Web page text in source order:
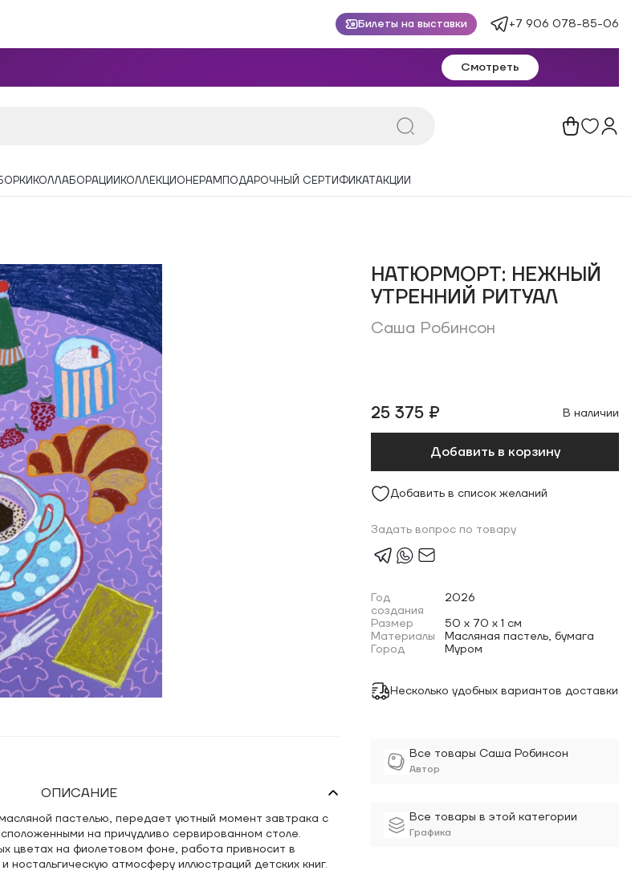
Билеты на выставки +7 906 078-85-06
Смотреть
КОЛЛАБОРАЦИИ КОЛЛЕКЦИОНЕРАМ ПОДАРОЧНЫЙ СЕРТИФИКАТАКЦИИ
НАТЮРМОРТ: НЕЖНЫЙ
УТРЕННИЙ РИТУАЛ
Саша Робинсон
25 375 ₽ В наличии
Добавить в корзину
Добавить в список желаний
Задать вопрос по товару
Год
создания
2026
Размер
50 x 70 x 1 см
Материалы
Масляная пастель, бумага
Город
Муром
Несколько удобных вариантов доставки
Все товары Саша Робинсон
Автор
Все товары в этой категории
Графика
ОПИСАНИЕ
пастелью, передает уютный момент завтрака с
на причудливо сервированном столе.
цветах на фиолетовом фоне, работа привносит в
ностальгическую атмосферу иллюстраций детских книг.